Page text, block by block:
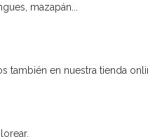
mazapán...
también en nuestra tienda